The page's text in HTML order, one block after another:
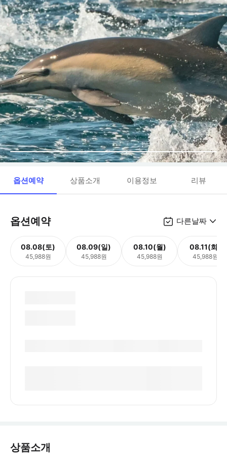
옵션예약 상품소개 이용정보 리뷰
옵션예약 다른날짜
08.08(토)
45,988원
08.09(일)
45,988원
08.10(월)
45,988원
08.11(화)
45,988원
상품소개